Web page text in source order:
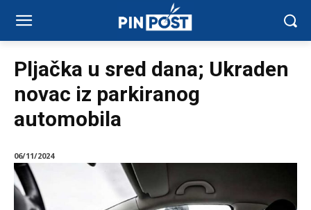
Pljačka u sred dana; Ukraden
novac iz parkiranog
automobila
06/11/2024